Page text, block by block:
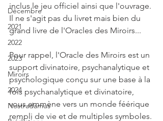
Décembre
2021
2022
2023
Miroirs
2024
Nostradamus
inclus le jeu officiel ainsi que l'ouvrage.
Il ne s'agit pas du livret mais bien du
grand livre de l'Oracles des Miroirs...
Pour rappel, l'Oracle des Miroirs est un
support divinatoire, psychanalytique et
psychologique conçu sur une base à la
fois psychanalytique et divinatoire,
vous emmène vers un monde féérique
rempli de vie et de multiples symboles.